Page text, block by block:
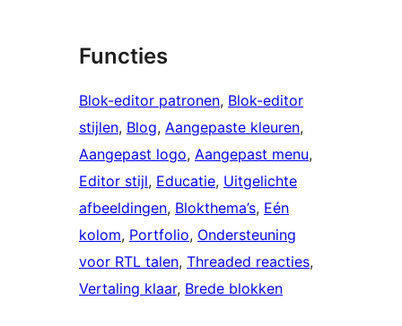
Functies
Blok-editor patronen, Blok-editor
stijlen, Blog, Aangepaste kleuren
Aangepast logo, Aangepast menu
Editor stijl, Educatie, Uitgelichte
afbeeldingen, Blokthema’s, Eén
kolom, Portfolio, Ondersteuning
voor RTL talen, Threaded reacties
Vertaling klaar, Brede blokken